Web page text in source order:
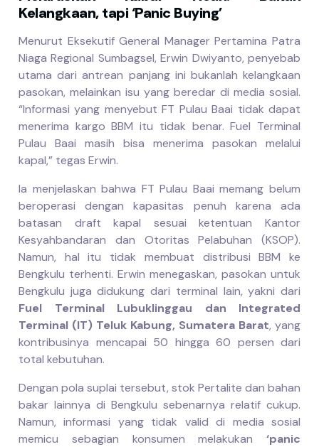
Kelangkaan, tapi ‘Panic Buying’
Menurut Eksekutif General Manager Pertamina Patra
Niaga Regional Sumbagsel, Erwin Dwiyanto, penyebab
utama dari antrean panjang ini bukanlah kelangkaan
pasokan, melainkan isu yang beredar di media sosial.
“Informasi yang menyebut FT Pulau Baai tidak dapat
menerima kargo BBM itu tidak benar. Fuel Terminal
Pulau Baai masih bisa menerima pasokan melalui
kapal,” tegas Erwin.
Ia menjelaskan bahwa FT Pulau Baai memang belum
beroperasi dengan kapasitas penuh karena ada
batasan draft kapal sesuai ketentuan Kantor
Kesyahbandaran dan Otoritas Pelabuhan (KSOP).
Namun, hal itu tidak membuat distribusi BBM ke
Bengkulu terhenti. Erwin menegaskan, pasokan untuk
Bengkulu juga didukung dari terminal lain, yakni dari
Fuel Terminal Lubuklinggau dan Integrated
Terminal (IT) Teluk Kabung, Sumatera Barat, yang
kontribusinya mencapai 50 hingga 60 persen dari
total kebutuhan.
Dengan pola suplai tersebut, stok Pertalite dan bahan
bakar lainnya di Bengkulu sebenarnya relatif cukup.
Namun, informasi yang tidak valid di media sosial
memicu sebagian konsumen melakukan ‘panic